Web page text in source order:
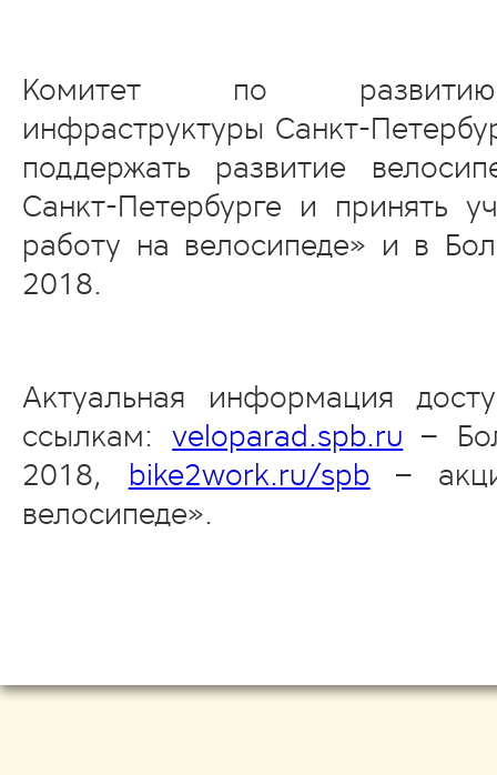
Комитет по развитию
инфраструктуры Санкт-
поддержать развитие
Санкт-Петербурге и принять
работу на велосипеде» и в
2018.
Актуальная информация
ссылкам:veloparad.spb.ru –
2018, bike2work.ru/spb –
велосипеде».